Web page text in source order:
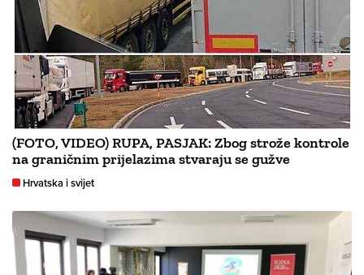
(FOTO, VIDEO) RUPA, PASJAK: Zbog strože kontrole
na graničnim prijelazima stvaraju se gužve
Hrvatska i svijet